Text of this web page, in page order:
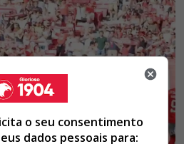
o seu consentimento
dados pessoais para: